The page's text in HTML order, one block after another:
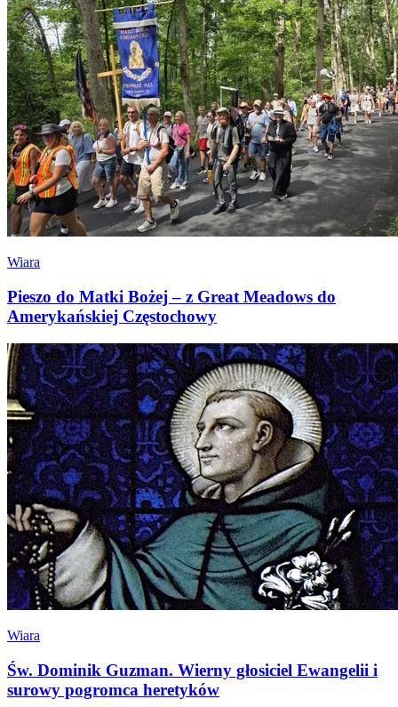
Wiara
Pieszo do Matki Bożej – z Great Meadows do
Amerykańskiej Częstochowy
Wiara
Św. Dominik Guzman. Wierny głosiciel Ewangelii i
surowy pogromca heretyków